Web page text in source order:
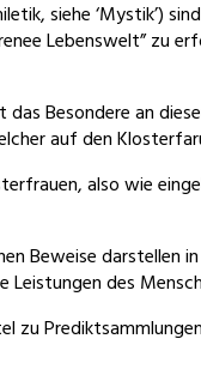
siehe ‘Mystik’)
Lebenswelt” zu
Besondere an
auf den
also wie
Beweise darstellen
des
zu